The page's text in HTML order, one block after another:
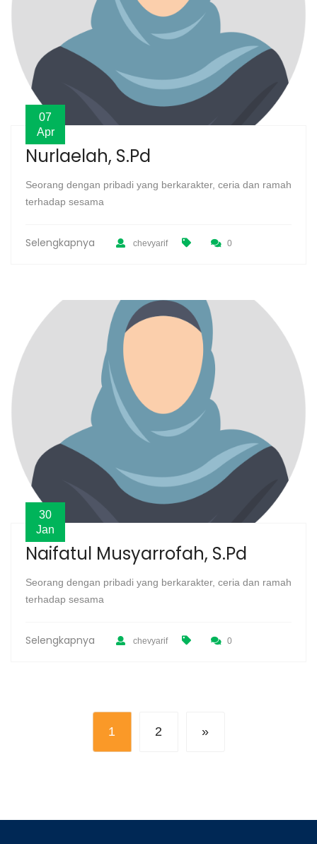
07
Apr
Nurlaelah, S.Pd
Seorang dengan pribadi yang berkarakter, ceria dan ramah
terhadap sesama
Selengkapnya chevyarif 0
30
Jan
Naifatul Musyarrofah, S.Pd
Seorang dengan pribadi yang berkarakter, ceria dan ramah
terhadap sesama
Selengkapnya chevyarif 0
1 2 »